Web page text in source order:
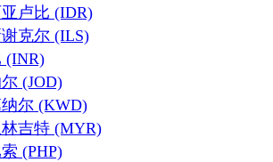
卢比 (IDR)
克尔 (ILS)
(INR)
(JOD)
尔 (KWD)
吉特 (MYR)
(PHP)